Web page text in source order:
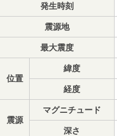
発生時刻
震源地
最大震度
位置
緯度
経度
震源
マグニチュード
深さ